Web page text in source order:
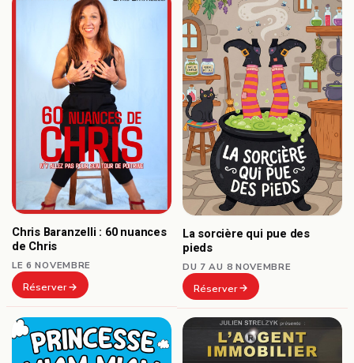
Chris Baranzelli : 60 nuances
de Chris
LE 6 NOVEMBRE
Réserver
La sorcière qui pue des
pieds
DU 7 AU 8 NOVEMBRE
Réserver